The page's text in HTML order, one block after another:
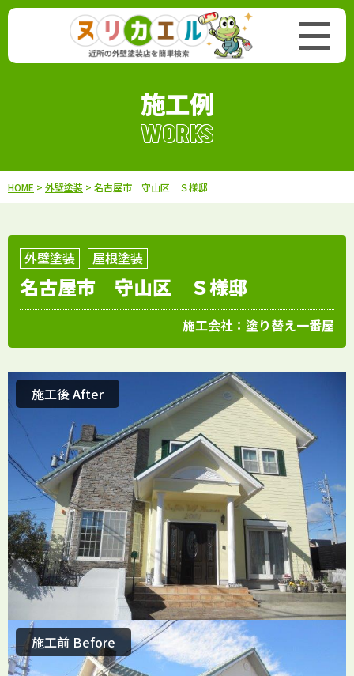
施工例
WORKS
HOME > 外壁塗装 > 名古屋市 守山区 Ｓ様邸
外壁塗装 屋根塗装
名古屋市 守山区 Ｓ様邸
施工会社： 塗り替え一番屋
施工前 Before
施工後 After